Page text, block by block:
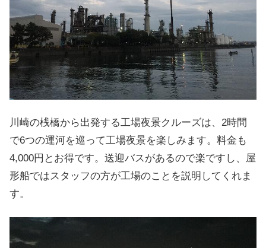
川崎の桟橋から出発する工場夜景クルーズは、2時間
で6つの運河を巡って工場夜景を楽しみます。料金も
4,000円とお得です。送迎バスがあるので楽ですし、屋
形船ではスタッフの方が工場のことを説明してくれま
す。